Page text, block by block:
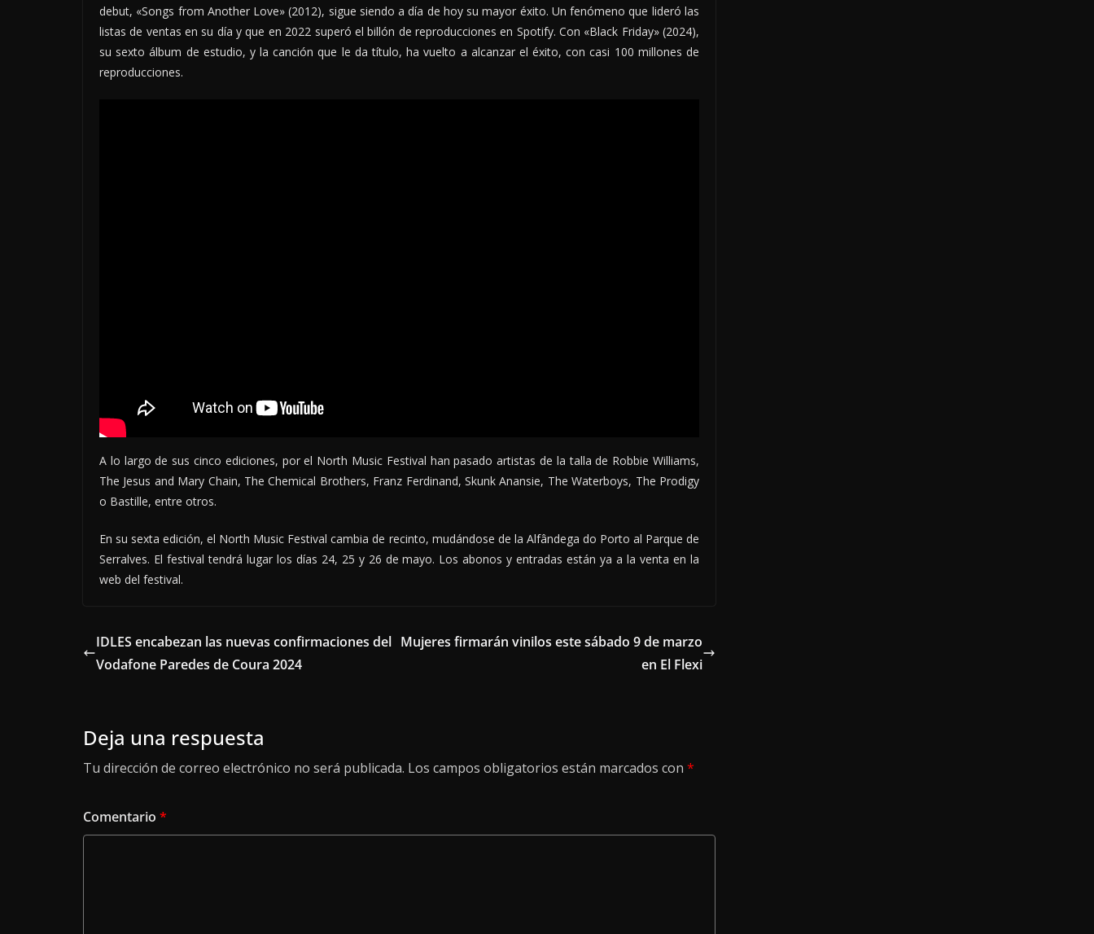
debut, «Songs from Another Love» (2012), sigue siendo a día de hoy su mayor éxito. Un fenómeno que lideró las
listas de ventas en su día y que en 2022 superó el billón de reproducciones en Spotify. Con «Black Friday» (2024),
su sexto álbum de estudio, y la canción que le da título, ha vuelto a alcanzar el éxito, con casi 100 millones de
reproducciones.
A lo largo de sus cinco ediciones, por el North Music Festival han pasado artistas de la talla de Robbie Williams,
The Jesus and Mary Chain, The Chemical Brothers, Franz Ferdinand, Skunk Anansie, The Waterboys, The Prodigy
o Bastille, entre otros.
En su sexta edición, el North Music Festival cambia de recinto, mudándose de la Alfândega do Porto al Parque de
Serralves. El festival tendrá lugar los días 24, 25 y 26 de mayo. Los abonos y entradas están ya a la venta en la
web del festival.
IDLES encabezan las nuevas confirmaciones del
Vodafone Paredes de Coura 2024
Mujeres firmarán vinilos este sábado 9 de marzo
en El Flexi
Deja una respuesta
Tu dirección de correo electrónico no será publicada. Los campos obligatorios están marcados con *
Comentario *